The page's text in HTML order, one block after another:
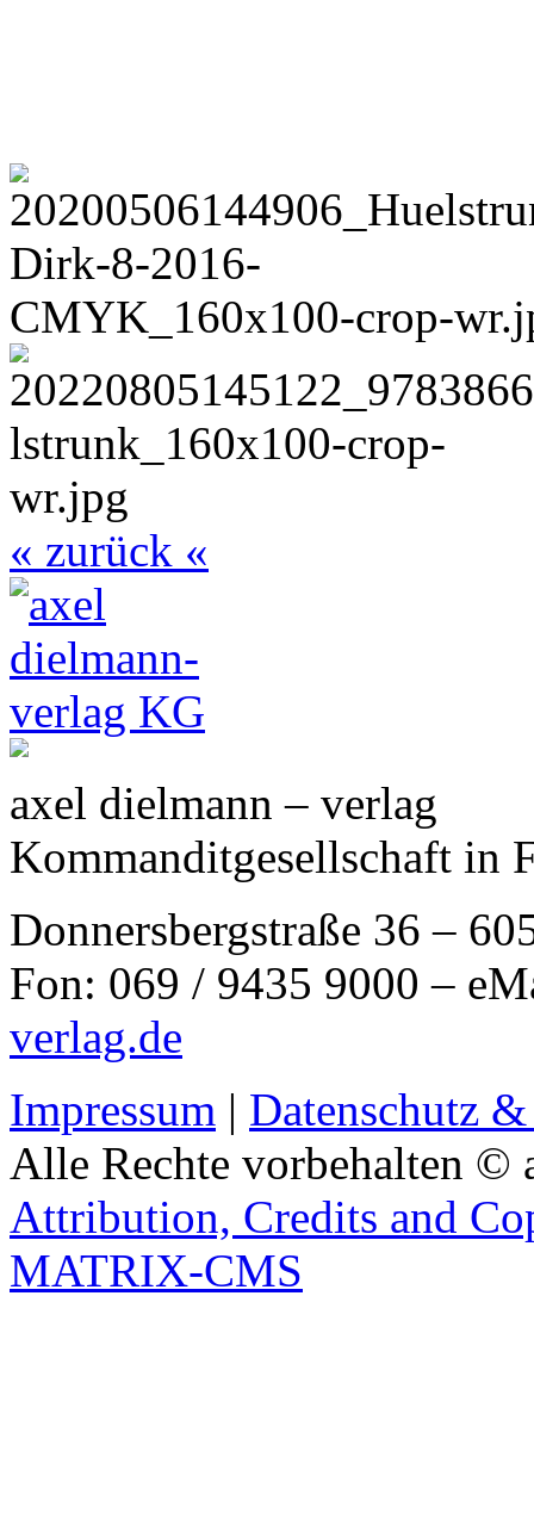
« zurück «
axel dielmann – verlag
Kommanditgesellschaft in
Donnersbergstraße 36 –
Fon: 069 / 9435 9000 –
verlag.de
Impressum | Datenschutz
Alle Rechte vorbehalten ©
Attribution, Credits and
MATRIX-CMS